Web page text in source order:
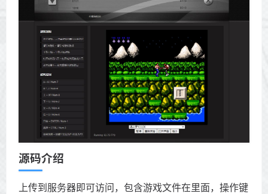
源码介绍
上传到服务器即可访问，包含游戏文件在里面，操作键